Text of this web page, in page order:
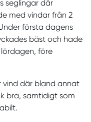
seglingar där
med vindar från 2
första dagens
bäst och hade
före
vind där bland annat
bra, samtidigt som